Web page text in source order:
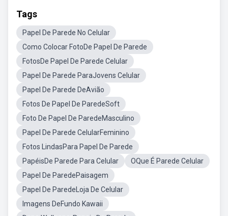
Tags
Papel De Parede No Celular
Como Colocar FotoDe Papel De Parede
FotosDe Papel De Parede Celular
Papel De Parede ParaJovens Celular
Papel De Parede DeAvião
Fotos De Papel De ParedeSoft
Foto De Papel De ParedeMasculino
Papel De Parede CelularFeminino
Fotos LindasPara Papel De Parede
PapéisDe Parede Para Celular
OQue É Parede Celular
Papel De ParedePaisagem
Papel De ParedeLoja De Celular
Imagens DeFundo Kawaii